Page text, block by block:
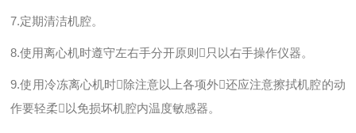
7.定期清洁机腔。
8.使用离心机时遵守左右手分开原则只以右手操作仪器。
9.使用冷冻离心机时除注意以上各项外还应注意擦拭机腔的动
作要轻柔以免损坏机腔内温度敏感器。